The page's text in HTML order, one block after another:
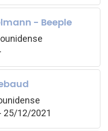
- Beeple
25/12/2021